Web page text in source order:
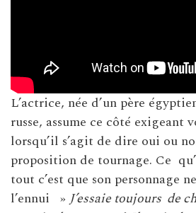
L’actrice, née d’un père
russe, assume ce côté exigeant
lorsqu’il s’agit de dire oui ou
proposition de tournage. Ce
tout c’est que son personnage
l’ennui » J’essaie toujours de